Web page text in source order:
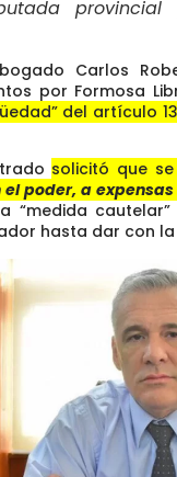
provincial
Carlos
por Formosa
del artículo
solicitó que se
poder, a
“medida
hasta dar con